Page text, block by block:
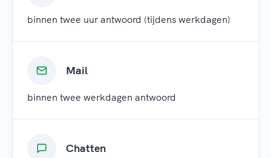
binnen twee uur antwoord (tijdens werkdagen)
Mail
binnen twee werkdagen antwoord
Chatten